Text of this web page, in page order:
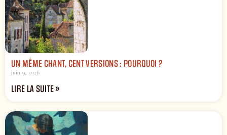
UN MÊME CHANT, CENT VERSIONS : POURQUOI ?
juin 9, 2026
LIRE LA SUITE »